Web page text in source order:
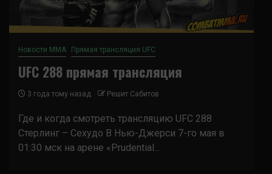
Новости ММА Прямая трансляция UFC
UFC 288 прямая трансляция
3 года тому назад Решит Сабитов
Где и когда смотреть трансляцию UFC 288
Стерлинг – Сехудо В Нью-Джерси 7-го мая в
01:30 мск на арене «Prudential...